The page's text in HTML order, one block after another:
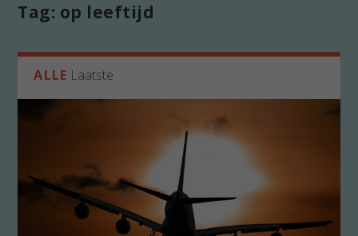
Tag: op leeftijd
ALLE Laatste